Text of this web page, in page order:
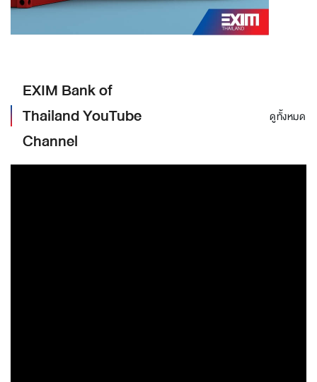
EXIM Bank of
Thailand YouTube
Channel
ดูทั้งหมด